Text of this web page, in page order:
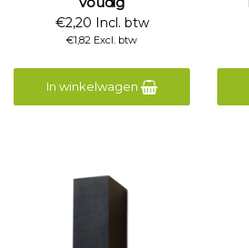
€2,20 Incl. btw
€1,82 Excl. btw
In winkelwagen